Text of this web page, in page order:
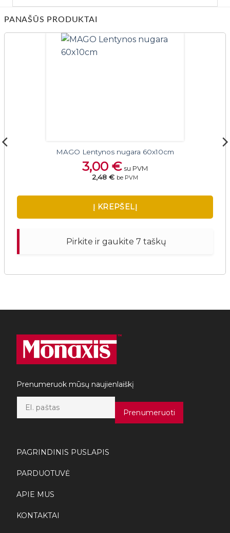
PANAŠŪS PRODUKTAI
MAGO Lentynos nugara 60x10cm
3,00 € su PVM
2,48 € be PVM
Į KREPŠELĮ
Pirkite ir gaukite 7 taškų
Prenumeruok mūsų naujienlaiškį
a
*
Prenumeruoti
PAGRINDINIS PUSLAPIS
PARDUOTUVĖ
APIE MUS
KONTAKTAI